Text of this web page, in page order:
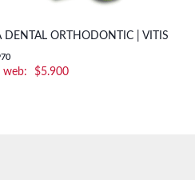
DENTAL ORTHODONTIC | VITIS
$5.900